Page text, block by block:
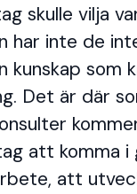
skulle vilja
har inte de
kunskap som
Det är där
att komma i
att